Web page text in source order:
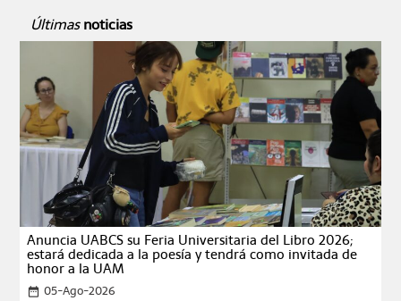
Últimas noticias
Anuncia UABCS su Feria Universitaria del Libro 2026;
estará dedicada a la poesía y tendrá como invitada de
honor a la UAM
date_range 05-Ago-2026